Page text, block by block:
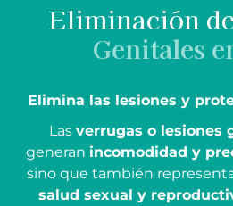
Eliminación
Genitales
Elimina las lesiones y
Las verrugas o lesiones
generan incomodidad y
sino que también
salud sexual y